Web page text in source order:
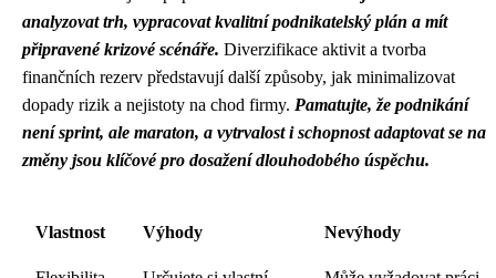
analyzovat trh, vypracovat kvalitní podnikatelský plán a mít
připravené krizové scénáře. Diverzifikace aktivit a tvorba
finančních rezerv představují další způsoby, jak minimalizovat
dopady rizik a nejistoty na chod firmy. Pamatujte, že podnikání
není sprint, ale maraton, a vytrvalost i schopnost adaptovat se na
změny jsou klíčové pro dosažení dlouhodobého úspěchu.
Vlastnost Výhody Nevýhody